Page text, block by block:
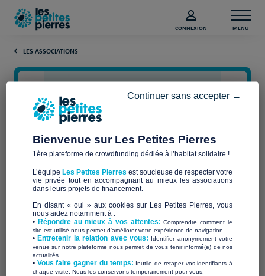
CONNEXION MENU
LES ASSOCIATIONS
ADEWE+
Qui sommes-nous ?
À venir
Bienvenue sur Les Petites Pierres
1ère plateforme de crowdfunding dédiée à l’habitat solidaire !
L’équipe Les Petites Pierres est soucieuse de respecter votre
vie privée tout en accompagnant au mieux les associations
dans leurs projets de financement.
En disant « oui » aux cookies sur Les Petites Pierres, vous
nous aidez notamment à :
• Répondre au mieux à vos attentes:Comprendre comment le
site est utilisé nous permet d'améliorer votre expérience de navigation.
•Entretenir la relation avec vous: Identifier anonymement votre
venue sur notre plateforme nous permet de vous tenir informé(e) de nos
actualités.
​• Vous faire gagner du temps: Inutile de retaper vos identifiants à
chaque visite. Nous les conservons temporairement pour vous.
Continuer sans accepter →